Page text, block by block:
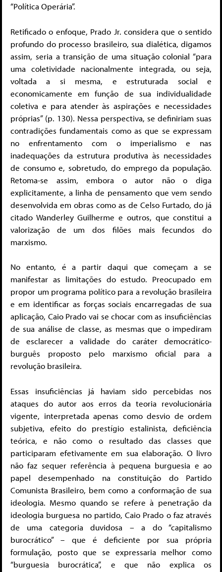
“Política Operária”.
Retificado o enfoque, Prado Jr. considera que o sentido
profundo do processo brasileiro, sua dialética, digamos
assim, seria a transição de uma situação colonial “para
uma coletividade nacionalmente integrada, ou seja,
voltada a si mesma, e estruturada social e
economicamente em função de sua individualidade
coletiva e para atender às aspirações e necessidades
próprias” (p. 130). Nessa perspectiva, se definiriam suas
contradições fundamentais como as que se expressam
no enfrentamento com o imperialismo e nas
inadequações da estrutura produtiva às necessidades
de consumo e, sobretudo, do emprego da população.
Retoma-se assim, embora o autor não o diga
explicitamente, a linha de pensamento que vem sendo
desenvolvida em obras como as de Celso Furtado, do já
citado Wanderley Guilherme e outros, que constitui a
valorização de um dos filões mais fecundos do
marxismo.
No entanto, é a partir daqui que começam a se
manifestar as limitações do estudo. Preocupado em
propor um programa político para a revolução brasileira
e em identificar as forças sociais encarregadas de sua
aplicação, Caio Prado vai se chocar com as insuficiências
de sua análise de classe, as mesmas que o impediram
de esclarecer a validade do caráter democrático-
burguês proposto pelo marxismo oficial para a
revolução brasileira.
Essas insuficiências já haviam sido percebidas nos
ataques do autor aos erros da teoria revolucionária
vigente, interpretada apenas como desvio de ordem
subjetiva, efeito do prestígio estalinista, deficiência
teórica, e não como o resultado das classes que
participaram efetivamente em sua elaboração. O livro
não faz sequer referência à pequena burguesia e ao
papel desempenhado na constituição do Partido
Comunista Brasileiro, bem como a conformação de sua
ideologia. Mesmo quando se refere à penetração da
ideologia burguesa no partido, Caio Prado o faz através
de uma categoria duvidosa – a do “capitalismo
burocrático” – que é deficiente por sua própria
formulação, posto que se expressaria melhor como
“burguesia burocrática”, e que não explica os